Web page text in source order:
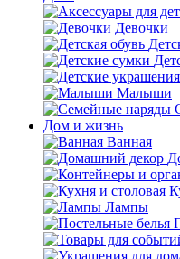
Девочки
Малыши
Дом и жизнь
Ванная
Лампы